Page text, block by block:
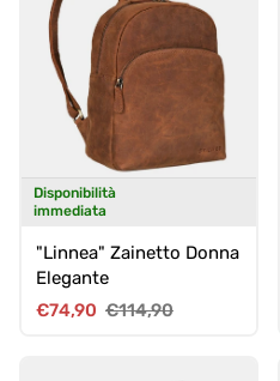
Disponibilità
immediata
"Linnea" Zainetto Donna
Elegante
Prezzo di vendita
€74,90 Prezzo normale
€114,90